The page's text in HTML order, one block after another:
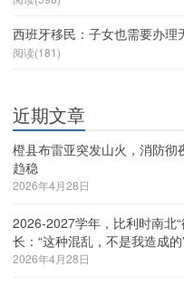
西班牙移民：子女也需要办理
阅读(181)
近期文章
橙县布雷亚突发山火，消防
趋稳
2026年4月28日
2026-2027学年，比利时南北
长：“这种混乱，不是我造成的
2026年4月28日